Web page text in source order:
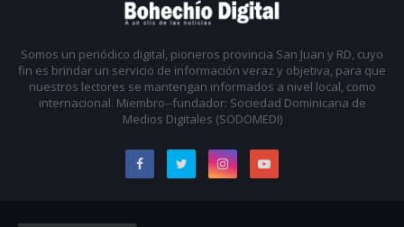
Somos un periódico digital, pioneros provincia San Juan y RD, cuyo
fin es brindar un servicio de información veraz y objetiva, para que
nuestros lectores se mantengan informados a nivel local, como
internacional. Miembro--fundador: Sociedad Dominicana de
Medios Digitales (SODOMEDI)